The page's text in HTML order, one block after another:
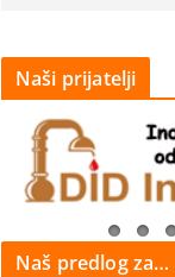
Naši prijatelji
Naš predlog za…